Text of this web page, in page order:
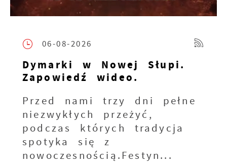
06-08-2026
Dymarki w Nowej Słupi.
Zapowiedź wideo.
Przed nami trzy dni pełne
niezwykłych przeżyć,
podczas których tradycja
spotyka się z
nowoczesnością.Festyn...